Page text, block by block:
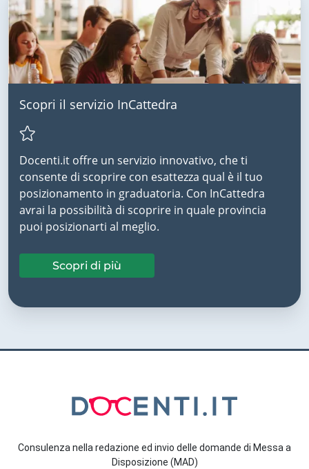
Scopri il servizio InCattedra
Docenti.it offre un servizio innovativo, che ti
consente di scoprire con esattezza qual è il tuo
posizionamento in graduatoria. Con InCattedra
avrai la possibilità di scoprire in quale provincia
puoi posizionarti al meglio.
Scopri di più
Consulenza nella redazione ed invio delle domande di Messa a
Disposizione (MAD)